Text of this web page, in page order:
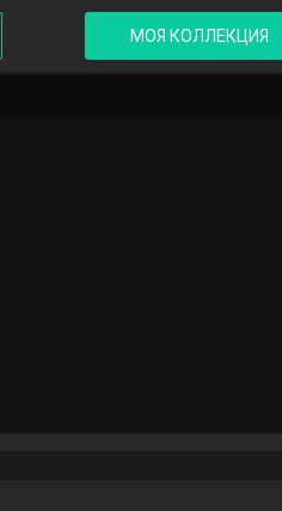
МОЯ КОЛЛЕКЦИЯ